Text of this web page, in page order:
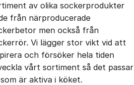
av olika sockerprodukter
från närproducerade
men också från
Vi lägger stor vikt vid att
och försöker hela tiden
vårt sortiment så det passar
är aktiva i köket.